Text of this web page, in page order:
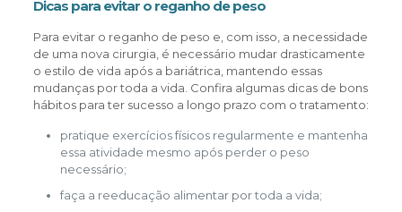
Dicas para evitar o reganho de peso
Para evitar o reganho de peso e, com isso, a necessidade
de uma nova cirurgia, é necessário mudar drasticamente
o estilo de vida após a bariátrica, mantendo essas
mudanças por toda a vida. Confira algumas dicas de bons
hábitos para ter sucesso a longo prazo com o tratamento:
pratique exercícios físicos regularmente e mantenha
essa atividade mesmo após perder o peso
necessário;
faça a reeducação alimentar por toda a vida;